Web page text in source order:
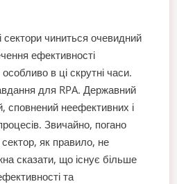
чиниться очевидний
ефективності
в ці скрутні часи.
для RPA. Державний
сповнений неефективних і
Звичайно, погано
як правило, не
сказати, що існує більше
та